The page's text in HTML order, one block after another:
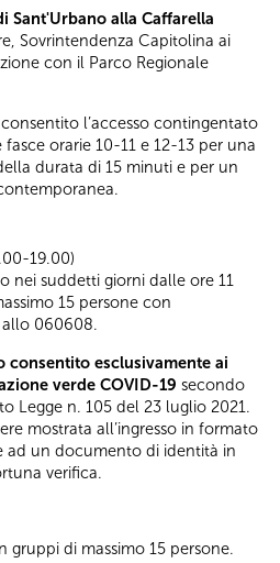
Sant'Urbano alla Caffarella
Sovrintendenza Capitolina ai
con il Parco Regionale
l’accesso contingentato
orarie 10-11 e 12-13 per una
durata di 15 minuti e per un
19.00)
nei suddetti giorni dalle ore 11
15 persone con
060608.
consentito esclusivamente ai
verde COVID-19 secondo
Legge n. 105 del 23 luglio 2021.
mostrata all’ingresso in formato
ad un documento di identità in
verifica.
gruppi di massimo 15 persone.